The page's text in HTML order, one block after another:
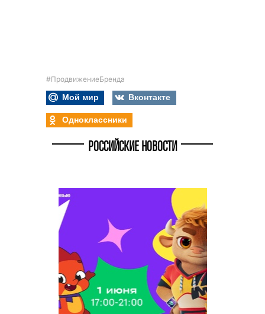
#ПродвижениеБренда
Мой мир
Вконтакте
Одноклассники
РОССИЙСКИЕ НОВОСТИ